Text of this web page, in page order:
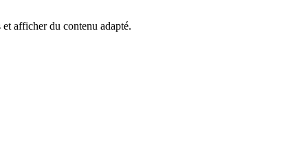
afficher du contenu adapté.